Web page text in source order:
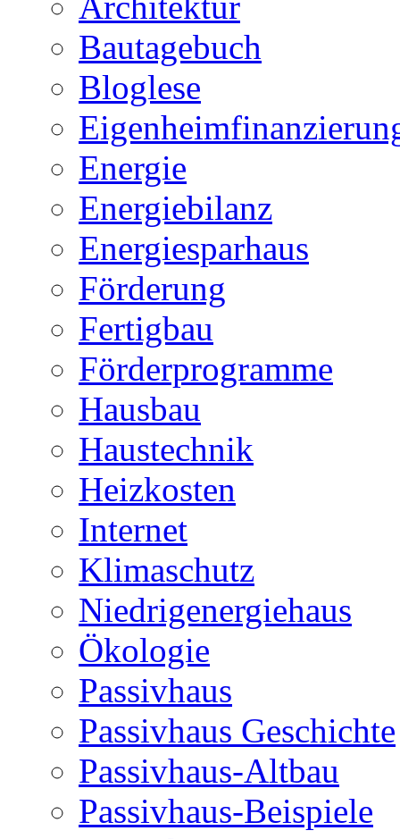
Bautagebuch
Bloglese
Energie
Energiebilanz
Energiesparhaus
Förderung
Fertigbau
Förderprogramme
Hausbau
Haustechnik
Heizkosten
Internet
Klimaschutz
Niedrigenergiehaus
Ökologie
Passivhaus
Passivhaus Geschichte
Passivhaus-Altbau
Passivhaus-Beispiele